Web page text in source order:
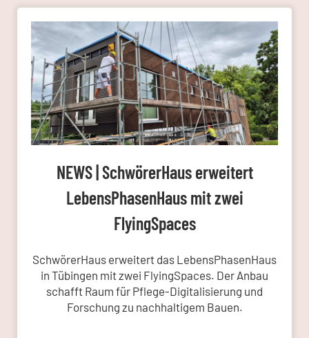
NEWS | SchwörerHaus erweitert
LebensPhasenHaus mit zwei
FlyingSpaces
SchwörerHaus erweitert das LebensPhasenHaus
in Tübingen mit zwei FlyingSpaces. Der Anbau
schafft Raum für Pflege-Digitalisierung und
Forschung zu nachhaltigem Bauen.